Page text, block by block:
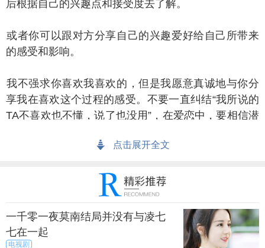
后根据自己的兴趣点和接受度去了解。
你可以跟对方分享自己的兴趣爱好给自己所带来
的感受和影响。
强求你喜欢我喜欢的，但是我愿意真诚地与你分
享我在喜欢这个过程的感受。不要一直纠结“我所说的
TA不喜欢也不懂，说了也没用”，在爱恋中，要相信潜
乎你，即使TA不懂，TA也会认真地聆听，听你的解
直很喜欢蔡康永的恋爱观，在经营爱情的过程
中，一定真正地做些什么，不能只把关心挂在嘴上。
特别是异地恋，有时候一个小小的行动就是最好的沟
通，就是最好传达爱意的话题了。
点击展开全文
一千零一夜莫南结局并没有与凌七
七在一起
电视剧